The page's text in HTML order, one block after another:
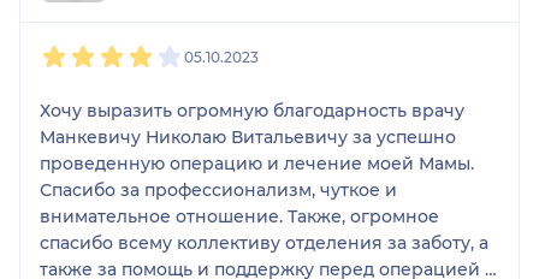
всей вашей команде!
05.10.2023
Хочу выразить огромную благодарность врачу
Манкевичу Николаю Витальевичу за успешно
проведенную операцию и лечение моей Мамы.
Спасибо за профессионализм, чуткое и
внимательное отношение. Также, огромное
спасибо всему коллективу отделения за заботу, а
также за помощь и поддержку перед операцией и